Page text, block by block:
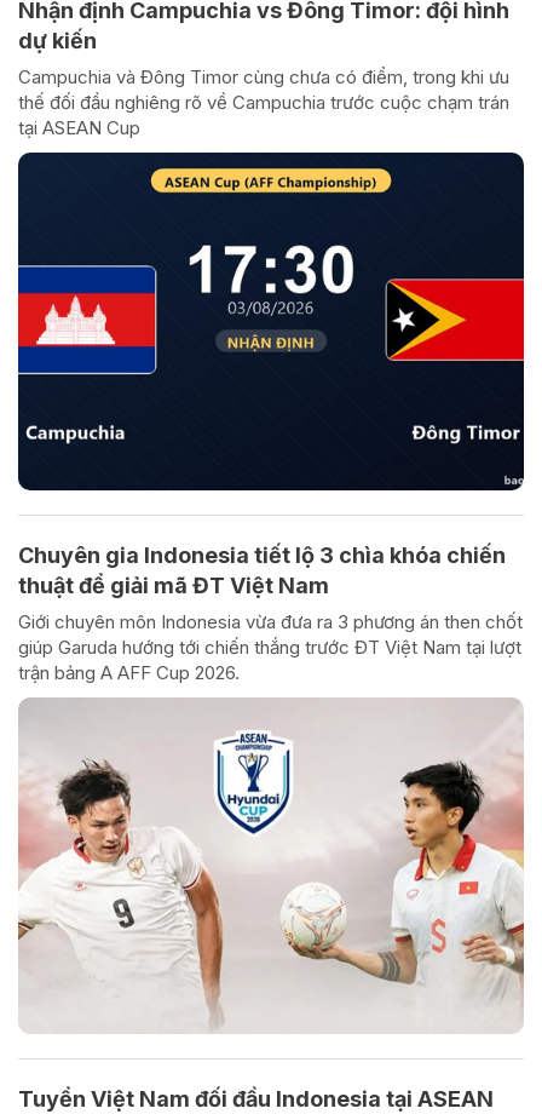
Nhận định Campuchia vs Đông Timor: đội hình
dự kiến
Campuchia và Đông Timor cùng chưa có điểm, trong khi ưu
thế đối đầu nghiêng rõ về Campuchia trước cuộc chạm trán
tại ASEAN Cup
Chuyên gia Indonesia tiết lộ 3 chìa khóa chiến
thuật để giải mã ĐT Việt Nam
Giới chuyên môn Indonesia vừa đưa ra 3 phương án then chốt
giúp Garuda hướng tới chiến thắng trước ĐT Việt Nam tại lượt
trận bảng A AFF Cup 2026.
Tuyển Việt Nam đối đầu Indonesia tại ASEAN